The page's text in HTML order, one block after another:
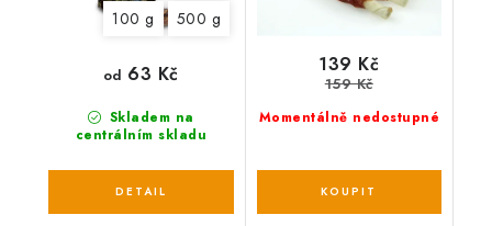
100 g 500 g
Skladem na
centrálním skladu
od 63 Kč
Momentálně nedostupné
139 Kč
159 Kč